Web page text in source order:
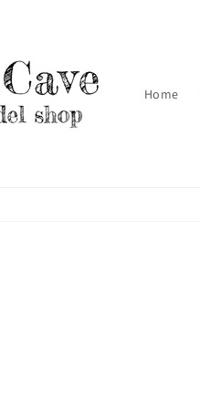
Home